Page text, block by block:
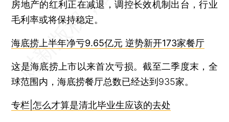
房地产的红利正在减退，调控长效机制出台，行业
毛利率或将保持稳定。
海底捞上半年净亏9.65亿元 逆势新开173家餐厅
这是海底捞上市以来首次亏损。截至二季度末，全
球范围内，海底捞餐厅总数已经达到935家。
专栏|怎么才算是清北毕业生应该的去处